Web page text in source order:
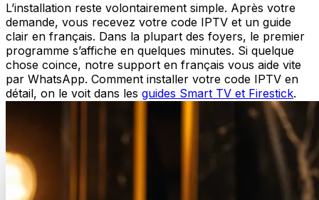
L’installation reste volontairement simple. Après votre
demande, vous recevez votre code IPTV et un guide
clair en français. Dans la plupart des foyers, le premier
programme s’affiche en quelques minutes. Si quelque
chose coince, notre support en français vous aide vite
par WhatsApp. Comment installer votre code IPTV en
détail, on le voit dans les guides Smart TV et Firestick.